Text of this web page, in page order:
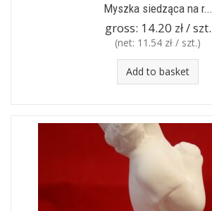
Myszka siedząca na r...
gross: 14.20 zł / szt.
(net: 11.54 zł / szt.)
Add to basket